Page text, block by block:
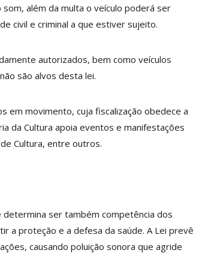
além da multa o veículo poderá ser
civil e criminal a que estiver sujeito.
autorizados, bem como veículos
são alvos desta lei.
em movimento, cuja fiscalização obedece a
da Cultura apoia eventos e manifestações
Cultura, entre outros.
determina ser também competência dos
a proteção e a defesa da saúde. A Lei prevê
causando poluição sonora que agride